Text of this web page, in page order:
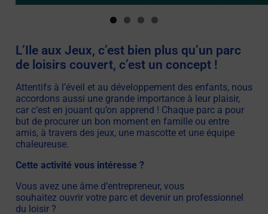
L’Ile aux Jeux, c’est bien plus qu’un parc
de loisirs couvert, c’est un concept !
Attentifs à l’éveil et au développement des enfants, nous
accordons aussi une grande importance à leur plaisir,
car c’est en jouant qu’on apprend ! Chaque parc a pour
but de procurer un bon moment en famille ou entre
amis, à travers des jeux, une mascotte et une équipe
chaleureuse.
Cette activité vous intéresse ?
Vous avez une âme d’entrepreneur, vous
souhaitez ouvrir votre parc et devenir un professionnel
du loisir ?